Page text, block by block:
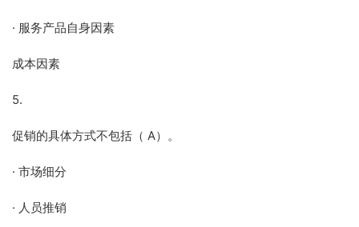
· 服务产品自身因素
成本因素
5.
促销的具体方式不包括（ A）。
· 市场细分
· 人员推销